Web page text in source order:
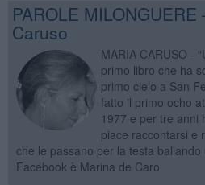
PAROLE
Caruso
MARIA CARUSO -
primo libro che ha
primo cielo a San
fatto il primo ocho
1977 e per tre anni
piace raccontarsi e
che le passano per la testa
Facebook è Marina de Caro